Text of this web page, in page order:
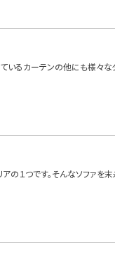
るカーテンの他にも様々な
の１つです。そんなソファを